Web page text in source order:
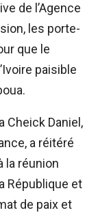
de l’Agence
les porte-
que le
paisible
Cheick Daniel,
a réitéré
la réunion
République et
de paix et